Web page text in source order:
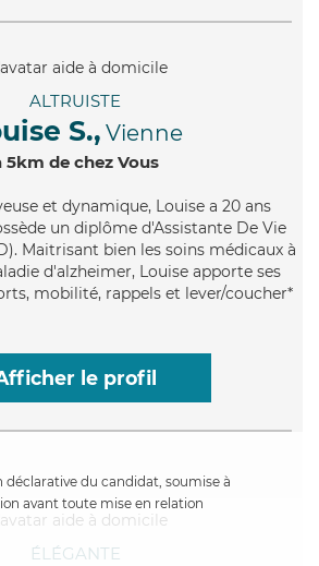
ALTRUISTE
S., Vienne
5km de chez Vous
et dynamique, Louise a 20 ans
un diplôme d'Assistante De Vie
Maitrisant bien les soins médicaux à
d'alzheimer, Louise apporte ses
mobilité, rappels et lever/coucher*
le profil
déclarative du candidat, soumise à
avant toute mise en relation
ÉLÉGANTE